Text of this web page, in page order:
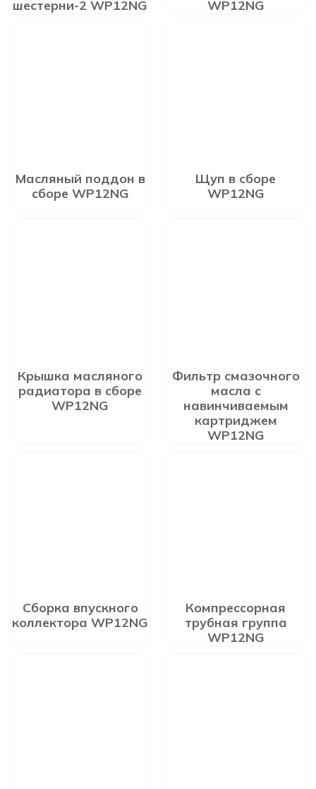
шестерни-2 WP12NG WP12NG
Масляный поддон в
сборе WP12NG
Щуп в сборе
WP12NG
Крышка масляного
радиатора в сборе
WP12NG
Фильтр смазочного
масла с
навинчиваемым
картриджем
WP12NG
Сборка впускного
коллектора WP12NG
Компрессорная
трубная группа
WP12NG